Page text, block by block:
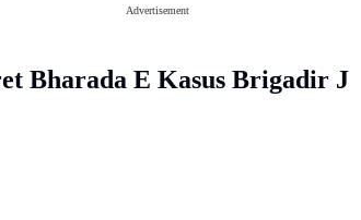
Advertisement
Bharada E Kasus Brigadir J